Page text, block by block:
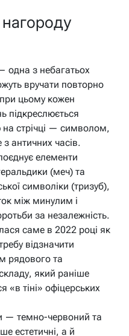
нагороду
одна з небагатьох
вручати повторно
цьому кожен
підкреслюється
на стрічці — символом,
античних часів.
елементи
(меч) та
символіки (тризуб),
між минулим і
за незалежність.
саме в 2022 році як
відзначити
рядового та
який раніше
«в тіні» офіцерських
— темно-червоний та
естетичні, а й